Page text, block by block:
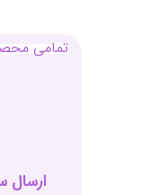
تمامی
ارسال